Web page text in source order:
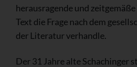
herausragende und
Text die Frage nach dem
der Literatur verhandle.
Der 31 Jahre alte Schachinger